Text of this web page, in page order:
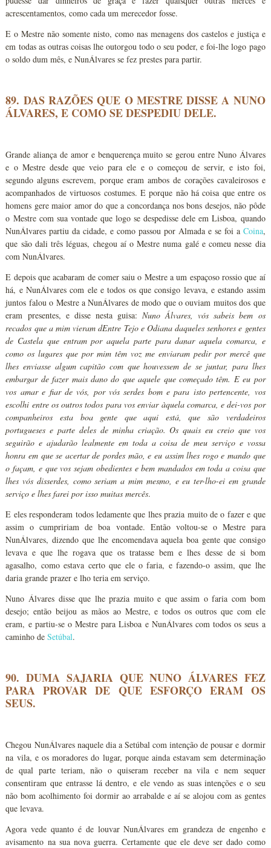
acrescentamentos, como cada um merecedor fosse.
E o Mestre não somente nisto, como nas menagens dos castelos e justiça e
em todas as outras coisas lhe outorgou todo o seu poder, e foi-lhe logo pago
o soldo dum mês, e NunÁlvares se fez prestes para partir.
89. DAS RAZÕES QUE O MESTRE DISSE A NUNO
ÁLVARES, E COMO SE DESPEDIU DELE.
Grande aliança de amor e benquerença muito se gerou entre Nuno Álvares
e o Mestre desde que veio para ele e o começou de servir, e isto foi,
segundo alguns escrevem, porque eram ambos de corações cavaleirosos e
acompanhados de virtuosos costumes. E porque não há coisa que entre os
homens gere maior amor do que a concordança nos bons desejos, não pôde
o Mestre com sua vontade que logo se despedisse dele em Lisboa, quando
NunÁlvares partiu da cidade, e como passou por Almada e se foi a Coina,
que são dali três léguas, chegou aí o Mestre numa galé e comeu nesse dia
com NunÁlvares.
E depois que acabaram de comer saiu o Mestre a um espaçoso rossio que aí
há, e NunÁlvares com ele e todos os que consigo levava, e estando assim
juntos falou o Mestre a NunÁlvares de modo que o ouviam muitos dos que
eram presentes, e disse nesta guisa:Nuno Álvares, vós sabeis bem os
recados que a mim vieram dEntre Tejo e Odiana daqueles senhores e gentes
de Castela que entram por aquela parte para danar aquela comarca, e
como os lugares que por mim têm voz me enviaram pedir por mercê que
lhes enviasse algum capitão com que houvessem de se juntar, para lhes
embargar de fazer mais dano do que aquele que começado têm. E eu por
vos amar e fiar de vós, por vós serdes bom e para isto pertencente, vos
escolhi entre os outros todos para vos enviar àquela comarca, e dei-vos por
companheiros esta boa gente que aqui está, que são verdadeiros
portugueses e parte deles de minha criação. Os quais eu creio que vos
seguirão e ajudarão lealmente em toda a coisa de meu serviço e vossa
honra em que se acertar de pordes mão, e eu assim lhes rogo e mando que
o façam, e que vos sejam obedientes e bem mandados em toda a coisa que
lhes vós disserdes, como seriam a mim mesmo, e eu ter-lho-ei em grande
serviço e lhes farei por isso muitas mercês.
E eles responderam todos ledamente que lhes prazia muito de o fazer e que
assim o cumpririam de boa vontade. Então voltou-se o Mestre para
NunÁlvares, dizendo que lhe encomendava aquela boa gente que consigo
levava e que lhe rogava que os tratasse bem e lhes desse de si bom
agasalho, como estava certo que ele o faria, e fazendo-o assim, que lhe
daria grande prazer e lho teria em serviço.
Nuno Álvares disse que lhe prazia muito e que assim o faria com bom
desejo; então beijou as mãos ao Mestre, e todos os outros que com ele
eram, e partiu-se o Mestre para Lisboa e NunÁlvares com todos os seus a
caminho deSetúbal.
90. DUMA SAJARIA QUE NUNO ÁLVARES FEZ
PARA PROVAR DE QUE ESFORÇO ERAM OS
SEUS.
Chegou NunÁlvares naquele dia a Setúbal com intenção de pousar e dormir
na vila, e os moradores do lugar, porque ainda estavam sem determinação
de qual parte teriam, não o quiseram receber na vila e nem sequer
consentiram que entrasse lá dentro, e ele vendo as suas intenções e o seu
não bom acolhimento foi dormir ao arrabalde e aí se alojou com as gentes
que levava.
Agora vede quanto é de louvar NunÁlvares em grandeza de engenho e
avisamento na sua nova guerra. Certamente que ele deve ser dado como